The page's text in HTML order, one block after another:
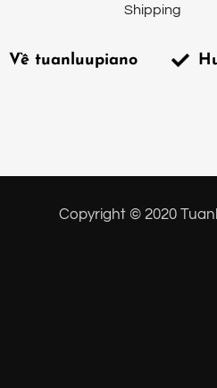
Shipping
Về tuanluupiano
Copyright © 2020